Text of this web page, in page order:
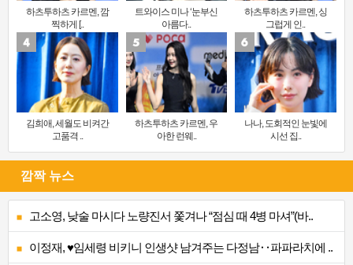
하츠투하츠 카르멘, 깜
찍하게 [..
트와이스 미나 ‘눈부신
아름다..
하츠투하츠 카르멘, 싱
그럽게 인..
김희애, 세월도 비켜간
고품격 ..
하츠투하츠 카르멘, 우
아한 런웨..
나나, 도회적인 눈빛에
시선 집..
깜짝 뉴스
고소영, 낮술 마시다 노량진서 쫓겨나 “점심 때 4병 마셔”(바..
이정재, ♥임세령 비키니 인생샷 남겨주는 다정남‥파파라치에 ..